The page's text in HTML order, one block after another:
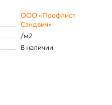
ООО «Профлист
Сэндвич»
/м2
В наличии